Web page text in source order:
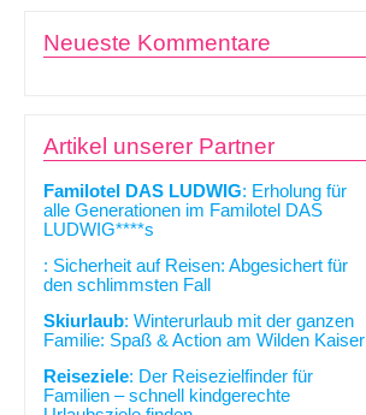
Neueste Kommentare
Artikel unserer Partner
Familotel DAS LUDWIG: Erholung für
alle Generationen im Familotel DAS
LUDWIG****s
: Sicherheit auf Reisen: Abgesichert für
den schlimmsten Fall
Skiurlaub: Winterurlaub mit der ganzen
Familie: Spaß & Action am Wilden Kaiser
Reiseziele: Der Reisezielfinder für
Familien – schnell kindgerechte